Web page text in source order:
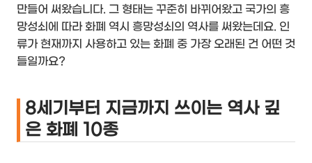
만들어 써왔습니다. 그 형태는 꾸준히 바뀌어왔고 국가의 흥
망성쇠에 따라 화폐 역시 흥망성쇠의 역사를 써왔는데요. 인
류가 현재까지 사용하고 있는 화폐 중 가장 오래된 건 어떤 것
들일까요?
8세기부터 지금까지 쓰이는 역사 깊
은 화폐 10종